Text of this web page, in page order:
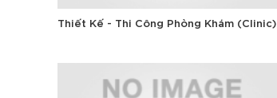
Thiết Kế - Thi Công Phòng Khám (Clinic)